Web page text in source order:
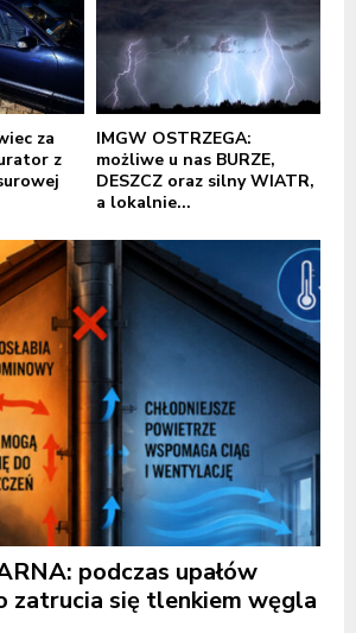
za
z
IMGW OSTRZEGA:
możliwe u nas BURZE,
DESZCZ oraz silny WIATR,
a lokalnie...
podczas upałów
zatrucia się tlenkiem węgla